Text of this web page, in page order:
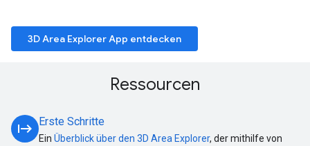
3D Area Explorer App entdecken
Ressourcen
start Erste Schritte
Ein Überblick über den 3D Area Explorer, der mithilfe von